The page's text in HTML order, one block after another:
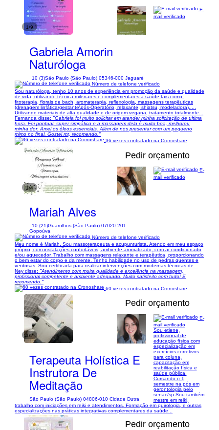
1/9
Gabriela Amorin
Naturóloga
10 (3)São Paulo (São Paulo) 05346-000 Jaguaré
E-
mail verificado
Número de telefone verificado
Sou naturóloga, tenho 10 anos de experiência em promoção da saúde e qualidade
de vida, utilizando técnica milenares e complementares a saúde tais como:
fitoterapia, florais de bach, aromaterapia, reflexologia, massagens terapêuticas
(drenagem linfática\gestante\pós-Operatório, relaxante, shiatsu, modeladora).....
Utilizando materiais de alta qualidade e de origem vegana, tratamento totalmente...
Fernanda disse: "Gabriela foi muito solicitar em atender minha solicitação de ultima
hora. Foi pontual, super simpática e a massagem dela é muito boa, melhorou
minha dor. Amei os óleos essenciais. Além de nos presentar com um pequeno
mimo no final. Gostei mt, recomendo."
36 vezes contratado na Cronoshare
1/4
Pedir orçamento
Mariah Alves
10 (21)Guarulhos (São Paulo) 07020-201
Gopoúva
E-
mail verificado
Número de telefone verificado
Meu nome é Mariah. Sou massoterapeuta e acupunturista. Atendo em meu espaço
próprio, com instalações confortáveis, ambiente aromatizado, com ar condicionado
e/ou aquecedor. Trabalho com massagens relaxante e terapêutica, proporcionando
o bem estar do corpo e da mente. Tenho habilidade no uso de pedras quentes e
ventosas. Sou certificada para realizar intervenções com modernas técnicas de...
Ney disse: "Atendimento com muita qualidade e excelência na massagem,
profissional competente e ambiente adequado. Muito satisfeito com tudo! E
recomendo."
60 vezes contratado na Cronoshare
1/2
Pedir orçamento
Terapeuta Holística E
Instrutora De
Meditação
São Paulo (São Paulo) 04806-010 Cidade Dutra
E-
mail verificado
Sou etiene,
profissional de
educação física com
especialização em
exercícios corretivos
para coluna,
capacitação em
reabilitação física e
saúde pública.
Cursando o 1
semestre na pós em
gerontologia pelo
senac/sp Sou também
mestre em reiki,
trabalho com iniciações em reiki e atendimentos. Formação em quirologia, e outras
especializações nas práticas integrativas complementares da saúde...
Pedir orçamento